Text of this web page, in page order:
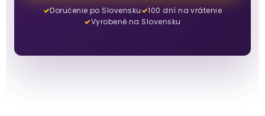
Doručenie po Slovensku
100 dní na vrátenie
Vyrobené na Slovensku